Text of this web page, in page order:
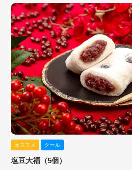
オススメ クール
塩豆大福（5個）